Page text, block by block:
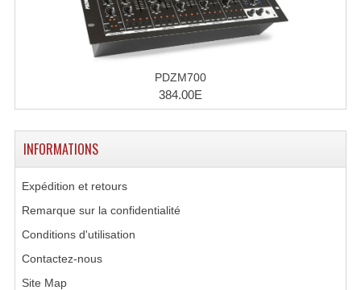
Grill Auto-Porté
Monotubes Et Angles 50mm
Pendrillon Et Ossature
Praticable Et Accessoires
PDZM700
384.00E
INFORMATIONS
Expédition et retours
Remarque sur la confidentialité
Conditions d'utilisation
Contactez-nous
Site Map